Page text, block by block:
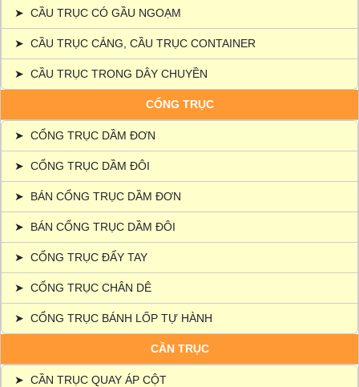
➤ CẦU TRỤC CÓ GẦU NGOẠM
➤ CẦU TRỤC CẢNG, CẦU TRỤC CONTAINER
➤ CẦU TRỤC TRONG DÂY CHUYỀN
CỔNG TRỤC
➤ CỔNG TRỤC DẦM ĐƠN
➤ CỔNG TRỤC DẦM ĐÔI
➤ BÁN CỔNG TRỤC DẦM ĐƠN
➤ BÁN CỔNG TRỤC DẦM ĐÔI
➤ CỔNG TRỤC ĐẨY TAY
➤ CỔNG TRỤC CHÂN DÊ
➤ CỔNG TRỤC BÁNH LỐP TỰ HÀNH
CẦN TRỤC
➤ CẦN TRỤC QUAY ÁP CỘT